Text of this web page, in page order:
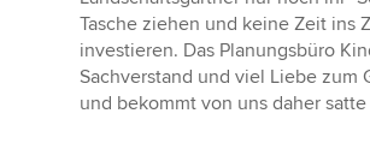
Tasche ziehen und keine Zeit ins
investieren. Das Planungsbüro
Sachverstand und viel Liebe zum
und bekommt von uns daher